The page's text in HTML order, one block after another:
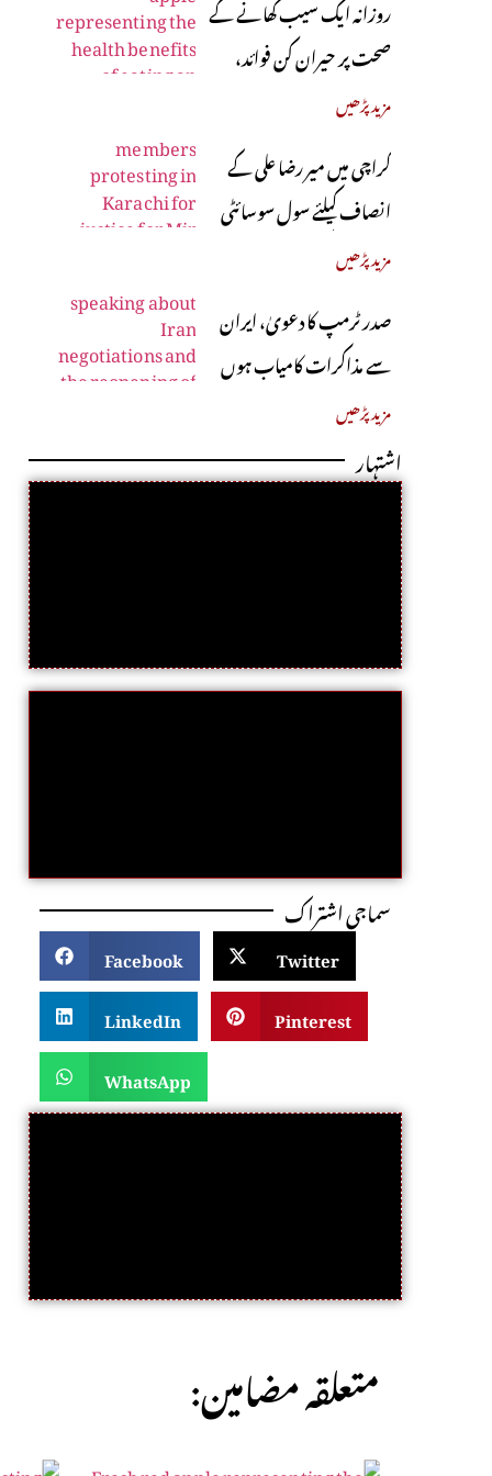
روزانہ ایک سیب کھانے کے
صحت پر حیران کن فوائد،
ماہرین نے بتا دیے
مزید پڑھیں
کراچی میں میر رضا علی کے
انصاف کیلئے سول سوسائٹی
سڑکوں پر آ گئی
مزید پڑھیں
صدر ٹرمپ کا دعویٰ، ایران
سے مذاکرات کامیاب ہوں
گے، آبنائے ہرمز جلد کھل
جائے گی
مزید پڑھیں
اشتہار
سماجی اشتراک
Facebook
Twitter
LinkedIn
Pinterest
WhatsApp
:متعلقہ مضامین